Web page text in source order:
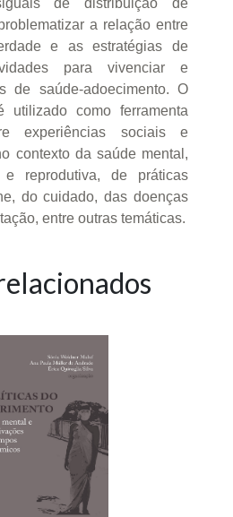
de distribuição de
a relação entre
e as estratégias de
para vivenciar e
de saúde-adoecimento. O
utilizado como ferramenta
experiências sociais e
contexto da saúde mental,
reprodutiva, de práticas
do cuidado, das doenças
entre outras temáticas.